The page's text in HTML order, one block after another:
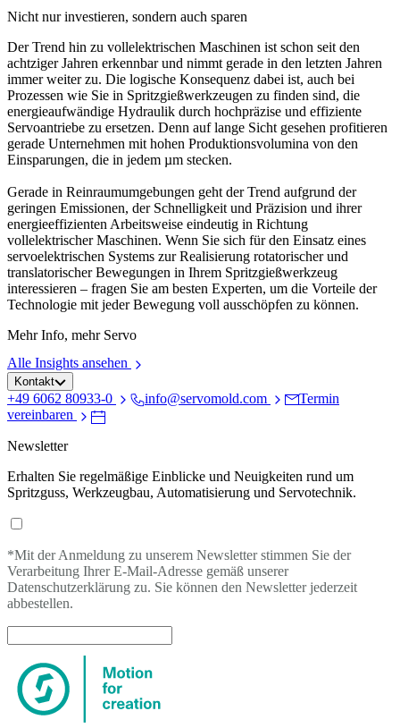
Nicht nur investieren, sondern auch sparen
Der Trend hin zu vollelektrischen Maschinen ist schon seit den
achtziger Jahren erkennbar und nimmt gerade in den letzten Jahren
immer weiter zu. Die logische Konsequenz dabei ist, auch bei
Prozessen wie Sie in Spritzgießwerkzeugen zu finden sind, die
energieaufwändige Hydraulik durch hochpräzise und effiziente
Servoantriebe zu ersetzen. Denn auf lange Sicht gesehen profitieren
gerade Unternehmen mit hohen Produktionsvolumina von den
Einsparungen, die in jedem µm stecken.
Gerade in Reinraumumgebungen geht der Trend aufgrund der
geringen Emissionen, der Schnelligkeit und Präzision und ihrer
energieeffizienten Arbeitsweise eindeutig in Richtung
vollelektrischer Maschinen. Wenn Sie sich für den Einsatz eines
servoelektrischen Systems zur Realisierung rotatorischer und
translatorischer Bewegungen in Ihrem Spritzgießwerkzeug
interessieren – fragen Sie am besten Experten, um die Vorteile der
Technologie mit jeder Bewegung voll ausschöpfen zu können.
Mehr Info, mehr Servo
Alle Insights ansehen
Kontakt
+49 6062 80933-0 info@servomold.com
Termin
vereinbaren
Newsletter
Erhalten Sie regelmäßige Einblicke und Neuigkeiten rund um
Spritzguss, Werkzeugbau, Automatisierung und Servotechnik.
*Mit der Anmeldung zu unserem Newsletter stimmen Sie der
Verarbeitung Ihrer E-Mail-Adresse gemäß unserer
Datenschutzerklärung zu. Sie können den Newsletter jederzeit
abbestellen.